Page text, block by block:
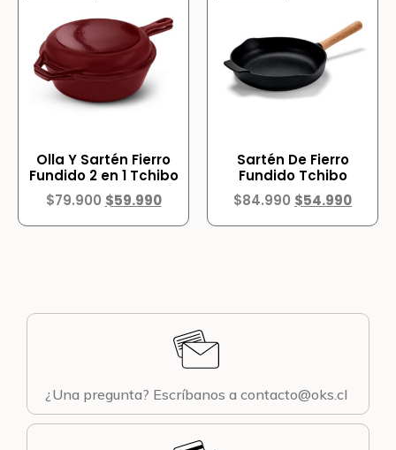
Olla Y Sartén Fierro
Fundido 2 en 1 Tchibo
$79.900 $59.990
Sartén De Fierro
Fundido Tchibo
$84.990 $54.990
¿Una pregunta? Escríbanos a contacto@oks.cl